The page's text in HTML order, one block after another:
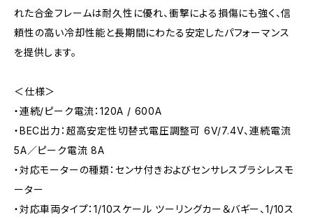
れた合金フレームは耐久性に優れ、衝撃による損傷にも強く、信
頼性の高い冷却性能と長期間にわたる安定したパフォーマンス
を提供します。
＜仕様＞
・連続/ピーク電流：120A / 600A
・BEC出力：超高安定性切替式電圧調整可 6V/7.4V、連続電流
5A／ピーク電流 8A
・対応モーターの種類：センサ付きおよびセンサレスブラシレスモ
ーター
・対応車両タイプ：1/10スケール ツーリングカー＆バギー、1/10ス